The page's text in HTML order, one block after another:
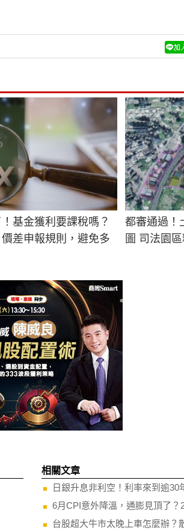
基金獲利要課稅嗎？
差申報規則，避免多
都審通過！
圖 司法園
相關文章
日銀升息非利空！利率來到逾30
6月CPI意外降溫，通膨見頂了？
台股超大牛市太晚上車怎麼辦？